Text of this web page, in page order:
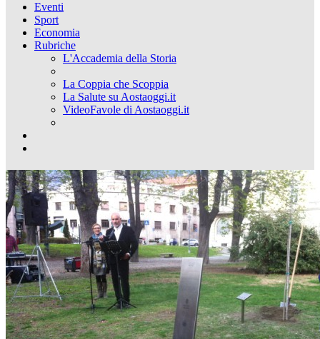
Eventi
Sport
Economia
Rubriche
L'Accademia della Storia
La Coppia che Scoppia
La Salute su Aostaoggi.it
VideoFavole di Aostaoggi.it